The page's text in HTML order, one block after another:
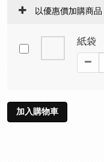
以優惠價加購商品
紙袋
加入購物車